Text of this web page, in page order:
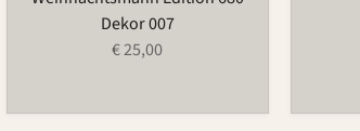
Dekor 007
€ 25,00